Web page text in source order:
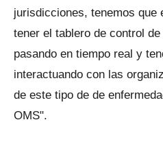
jurisdicciones, tenemos que
tener el tablero de control
pasando en tiempo real y
interactuando con las
de este tipo de de
OMS".